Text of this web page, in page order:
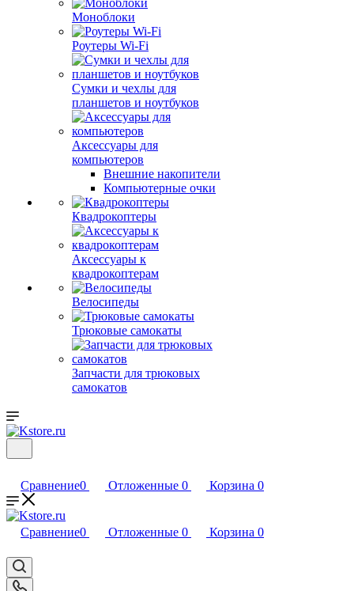
Моноблоки
Роутеры Wi-Fi
Сумки и чехлы для
планшетов и ноутбуков
Аксессуары для
компьютеров
Внешние накопители
Компьютерные очки
Квадрокоптеры
Аксессуары к
квадрокоптерам
Велосипеды
Трюковые самокаты
Запчасти для трюковых
самокатов
Сравнение0 Отложенные 0 Корзина 0
Сравнение0 Отложенные 0 Корзина 0